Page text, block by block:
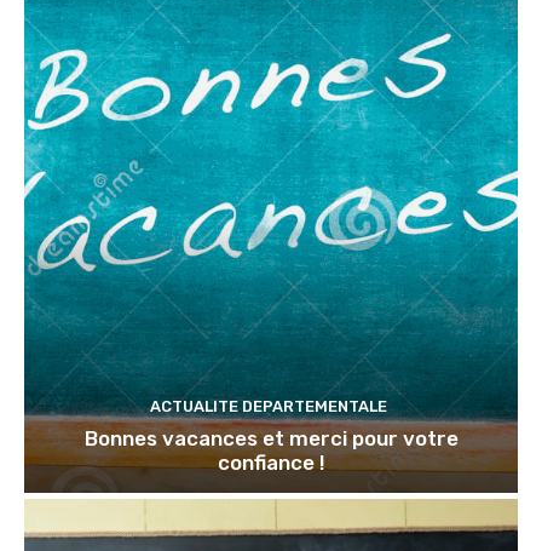
ACTUALITE DEPARTEMENTALE
Bonnes vacances et merci pour votre
confiance !